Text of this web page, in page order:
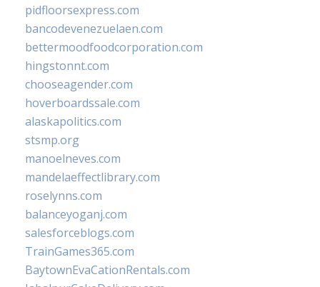
pidfloorsexpress.com
bancodevenezuelaen.com
bettermoodfoodcorporation.com
hingstonnt.com
chooseagender.com
hoverboardssale.com
alaskapolitics.com
stsmp.org
manoelneves.com
mandelaeffectlibrary.com
roselynns.com
balanceyoganj.com
salesforceblogs.com
TrainGames365.com
BaytownEvaCationRentals.com